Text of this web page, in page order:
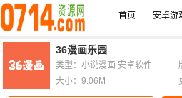
首页 安卓游
36漫画乐园
类型：小说漫画 安卓软件
大小：9.06M